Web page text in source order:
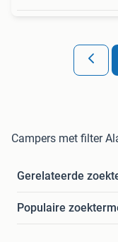
Campers met filter
Gerelateerde
Populaire